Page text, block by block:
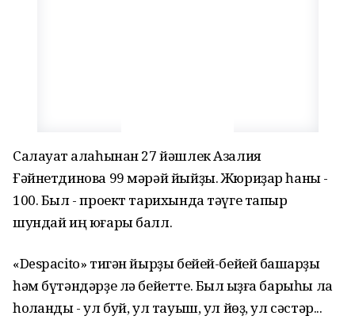
Салауат ҡалаһынан 27 йәшлек Азалия
Ғәйнетдинова 99 мәрәй йыйҙы. Жюриҙар һаны -
100. Был - проект тарихында тәүге тапҡыр
шундай иң юғары балл.
«Despacito» тигән йырҙы бейей-бейей башҡарҙы
һәм бүтәндәрҙе лә бейетте. Был ҡыҙға барыһы ла
һоҡланды - ул буй, ул тауыш, ул йөҙ, ул сәстәр...